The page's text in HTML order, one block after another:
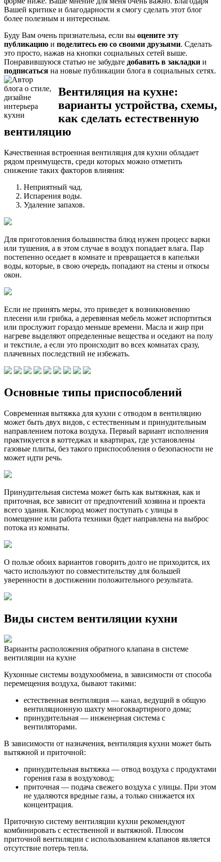
Вашей критике и благодарности я смогу сделать этот блог
более полезным и интересным.
Буду Вам очень признательна, если вы оцените эту
публикацию и поделитесь ею со своими друзьями. Сделать
это просто, нажав на кнопки социальных сетей выше.
Понравившуюся статью не забудьте добавить в закладки и
подписаться на новые публикации блога в социальных сетях.
Вентиляция на кухне:
варианты устройства, схемы,
как сделать естественную
вентиляцию
Качественная встроенная вентиляция для кухни обладает
рядом преимуществ, среди которых можно отметить
снижение таких факторов влияния:
Неприятный чад.
Испарения воды.
Удаление запахов.
Для приготовления большинства блюд нужен процесс варки
или тушения, а в этом случае в воздух попадает влага. Пар
постепенно оседает в комнате и превращается в капельки
воды, которые, в свою очередь, попадают на стены и откосы
окон.
Если не принять меры, это приведет к возникновению
плесени или грибка, а деревянная мебель может испортиться
или прослужит гораздо меньше времени. Масла и жир при
нагреве выделяют определенные вещества и оседают на полу
и текстиле, а если это происходит во всех комнатах сразу,
плачевных последствий не избежать.
Основные типы приспособлений
Современная вытяжка для кухни с отводом в вентиляцию
может быть двух видов, с естественным и принудительным
направлением потока воздуха. Первый вариант исполнения
практикуется в коттеджах и квартирах, где установлены
газовые плиты, без такого приспособления о безопасности не
может идти речь.
Принудительная система может быть как вытяжная, как и
приточная, все зависит от предпочтений хозяина и проекта
всего здания. Кислород может поступать с улицы в
помещение или работа техники будет направлена на выброс
потока из комнаты.
О пользе обоих вариантов говорить долго не приходится, их
часто используют по совместительству для большей
уверенности в достижении положительного результата.
Виды систем вентиляции кухни
Варианты расположения обратного клапана в системе
вентиляции на кухне
Кухонные системы воздухообмена, в зависимости от способа
перемещения воздуха, бывают такими:
естественная вентиляция — канал, ведущий в общую
вентиляционную шахту многоквартирного дома;
принудительная — инженерная система с
вентиляторами.
В зависимости от назначения, вентиляция кухни может быть
вытяжной и приточной:
принудительная вытяжка — отвод воздуха с продуктами
горения газа в воздуховод;
приточная — подача свежего воздуха с улицы. При этом
не удаляются вредные газы, а только снижается их
концентрация.
Приточную систему вентиляции кухни рекомендуют
комбинировать с естественной и вытяжной. Плюсом
приточной вентиляции с использованием клапанов является
отсутствие потерь тепла.